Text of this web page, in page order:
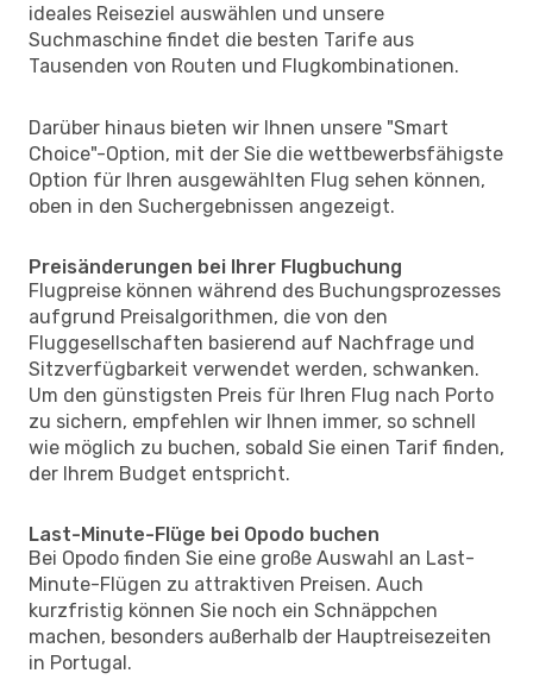
ideales Reiseziel auswählen und unsere
Suchmaschine findet die besten Tarife aus
Tausenden von Routen und Flugkombinationen.
Darüber hinaus bieten wir Ihnen unsere "Smart
Choice"-Option, mit der Sie die wettbewerbsfähigste
Option für Ihren ausgewählten Flug sehen können,
oben in den Suchergebnissen angezeigt.
Preisänderungen bei Ihrer Flugbuchung
Flugpreise können während des Buchungsprozesses
aufgrund Preisalgorithmen, die von den
Fluggesellschaften basierend auf Nachfrage und
Sitzverfügbarkeit verwendet werden, schwanken.
Um den günstigsten Preis für Ihren Flug nach Porto
zu sichern, empfehlen wir Ihnen immer, so schnell
wie möglich zu buchen, sobald Sie einen Tarif finden,
der Ihrem Budget entspricht.
Last-Minute-Flüge bei Opodo buchen
Bei Opodo finden Sie eine große Auswahl an Last-
Minute-Flügen zu attraktiven Preisen. Auch
kurzfristig können Sie noch ein Schnäppchen
machen, besonders außerhalb der Hauptreisezeiten
in Portugal.